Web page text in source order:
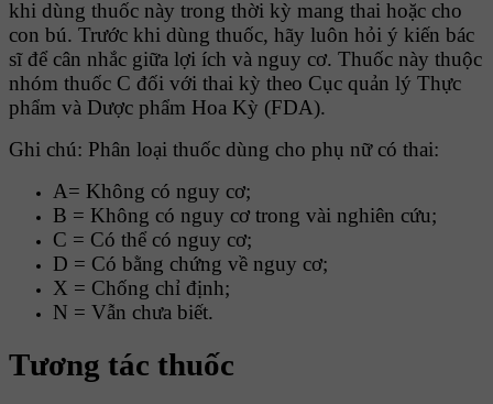
khi dùng thuốc này trong thời kỳ mang thai hoặc cho
con bú. Trước khi dùng thuốc, hãy luôn hỏi ý kiến bác
sĩ để cân nhắc giữa lợi ích và nguy cơ. Thuốc này thuộc
nhóm thuốc C đối với thai kỳ theo Cục quản lý Thực
phẩm và Dược phẩm Hoa Kỳ (FDA).
Ghi chú: Phân loại thuốc dùng cho phụ nữ có thai:
A= Không có nguy cơ;
B = Không có nguy cơ trong vài nghiên cứu;
C = Có thể có nguy cơ;
D = Có bằng chứng về nguy cơ;
X = Chống chỉ định;
N = Vẫn chưa biết.
Tương tác thuốc